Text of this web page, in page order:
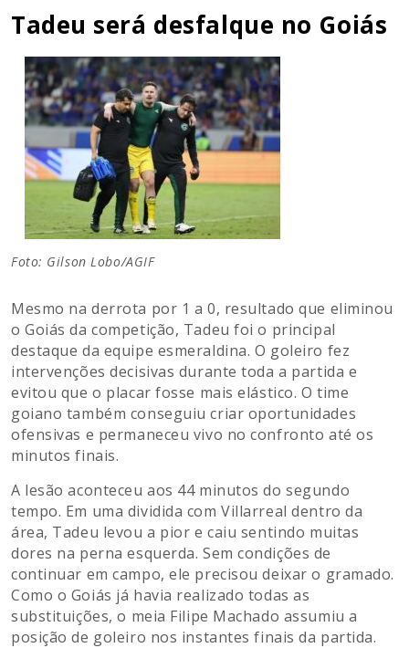
Tadeu será desfalque no Goiás
Foto: Gilson Lobo/AGIF
Mesmo na derrota por 1 a 0, resultado que eliminou
o Goiás da competição, Tadeu foi o principal
destaque da equipe esmeraldina. O goleiro fez
intervenções decisivas durante toda a partida e
evitou que o placar fosse mais elástico. O time
goiano também conseguiu criar oportunidades
ofensivas e permaneceu vivo no confronto até os
minutos finais.
A lesão aconteceu aos 44 minutos do segundo
tempo. Em uma dividida com Villarreal dentro da
área, Tadeu levou a pior e caiu sentindo muitas
dores na perna esquerda. Sem condições de
continuar em campo, ele precisou deixar o gramado.
Como o Goiás já havia realizado todas as
substituições, o meia Filipe Machado assumiu a
posição de goleiro nos instantes finais da partida.